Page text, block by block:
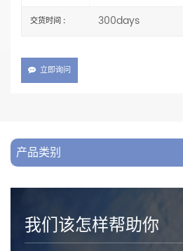
交货时间 : 300days
立即询问
产品类别
我们该怎样帮助你